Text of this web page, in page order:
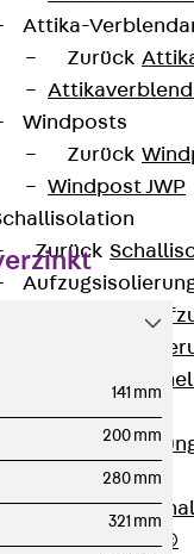
Attika-
Zurück
Windposts
Zurück
Windpost JWP
Zurück
Schalrohre
Zurück
RAPIDOBAT®
141 mm
200 mm
280 mm
321 mm